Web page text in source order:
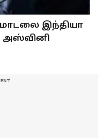
மாடலை இந்தியா
அஸ்வினி